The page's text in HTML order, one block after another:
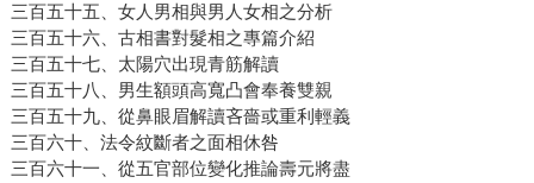
三百五十五、女人男相與男人女相之分析
三百五十六、古相書對髮相之專篇介紹
三百五十七、太陽穴出現青筋解讀
三百五十八、男生額頭高寬凸會奉養雙親
三百五十九、從鼻眼眉解讀吝嗇或重利輕義
三百六十、法令紋斷者之面相休咎
三百六十一、從五官部位變化推論壽元將盡